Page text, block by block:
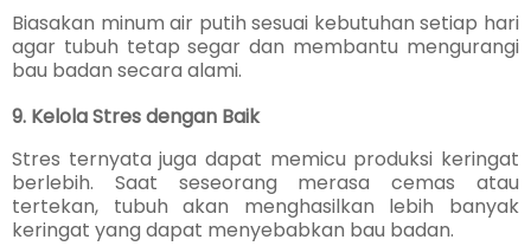
Biasakan minum air putih sesuai kebutuhan setiap hari
agar tubuh tetap segar dan membantu mengurangi
bau badan secara alami.
9. Kelola Stres dengan Baik
Stres ternyata juga dapat memicu produksi keringat
berlebih. Saat seseorang merasa cemas atau
tertekan, tubuh akan menghasilkan lebih banyak
keringat yang dapat menyebabkan bau badan.